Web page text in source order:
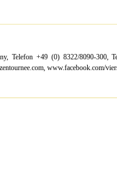
Telefon +49 (0) 8322/8090-300,
www.facebook.com/